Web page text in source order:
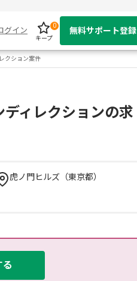
グイン
キープ
0
無料サポート登録
クション案件
ィレクションの求
虎ノ門ヒルズ（東京都）